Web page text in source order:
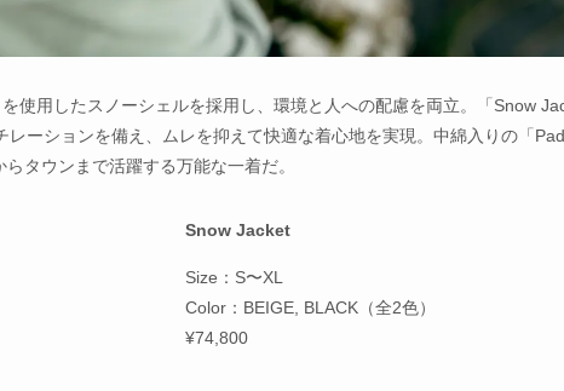
使用したスノーシェルを採用し、環境と人への配慮を両立。「Snow
ーションを備え、ムレを抑えて快適な着心地を実現。中綿入りの「
タウンまで活躍する万能な一着だ。
Snow Jacket
Size：S〜XL
Color：BEIGE, BLACK（全2色）
¥74,800